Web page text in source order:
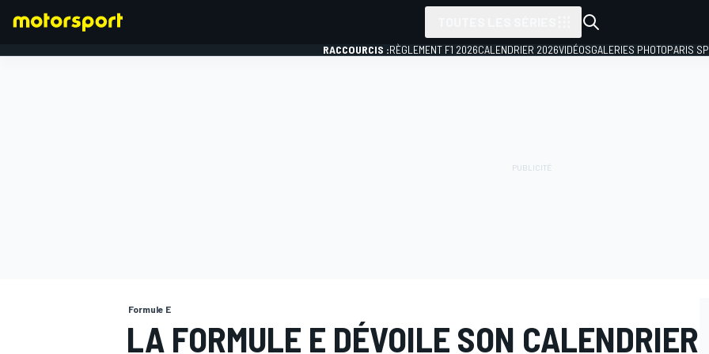
RACCOURCIS :RÈGLEMENT F1 2026CALENDRIER 2026VIDÉOSGALERIES PHOTOPARIS
Formule E
LA FORMULE E DÉVOILE SON CALENDRIER